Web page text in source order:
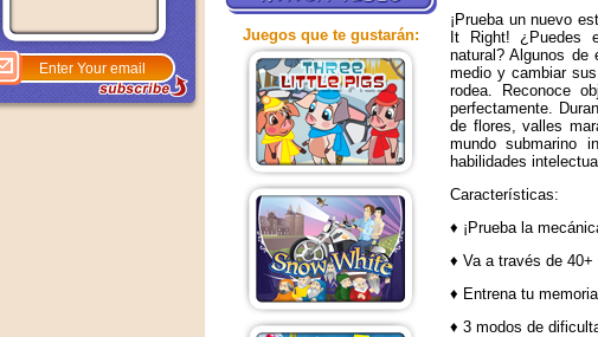
Juegos que te gustarán:
¡Prueba un nuevo
It Right! ¿Puedes
natural? Algunos de
medio y cambiar
rodea. Reconoce
perfectamente.
de flores, valles
mundo submarino
habilidades
Características:
♦ ¡Prueba la
♦ Va a través de
♦ Entrena tu
♦ 3 modos de